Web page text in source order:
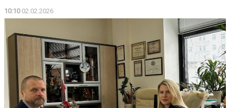
10:1002.02.2026